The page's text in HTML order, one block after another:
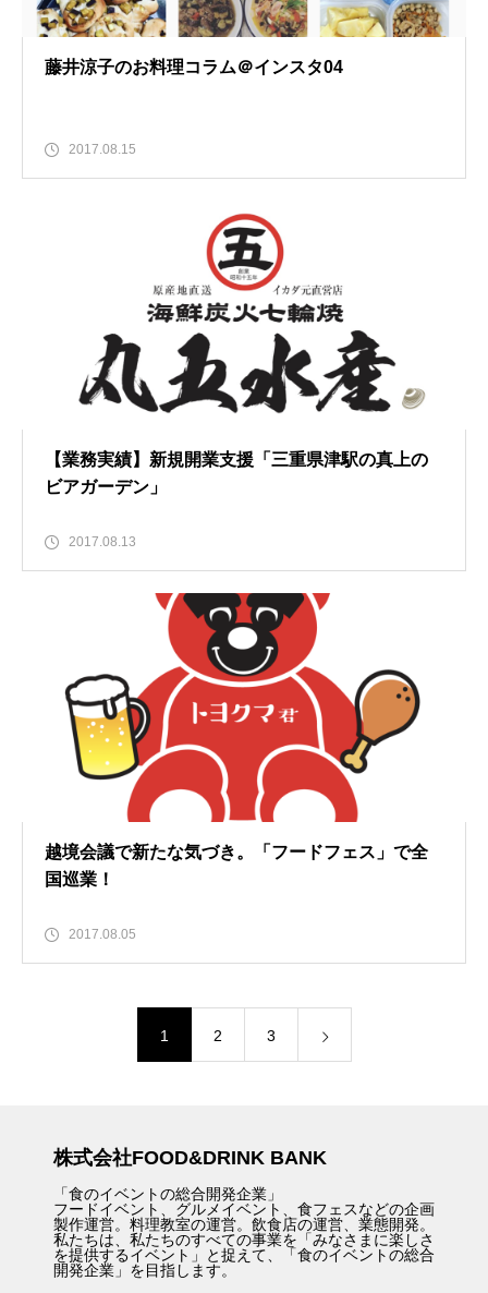
藤井涼子のお料理コラム＠インスタ04
2017.08.15
【業務実績】新規開業支援「三重県津駅の真上の
ビアガーデン」
2017.08.13
越境会議で新たな気づき。「フードフェス」で全
国巡業！
2017.08.05
1 2 3
株式会社FOOD&DRINK BANK
「食のイベントの総合開発企業」
フードイベント、グルメイベント、食フェスなどの企画
製作運営。料理教室の運営。飲食店の運営、業態開発。
私たちは、私たちのすべての事業を「みなさまに楽しさ
を提供するイベント」と捉えて、「食のイベントの総合
開発企業」を目指します。